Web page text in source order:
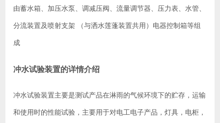
由蓄水箱、加压水泵、调减压阀、流量调节器、压力表、水管、
分流装置及喷射支架 （与洒水莲蓬装置共用）电器控制箱等组
成
冲水试验装置的详情介绍
冲水试验装置主要是测试产品在淋雨的气候环境下的贮存，运输
和使用时的性能试验，主要用于对电工电子产品，灯具，电柜，